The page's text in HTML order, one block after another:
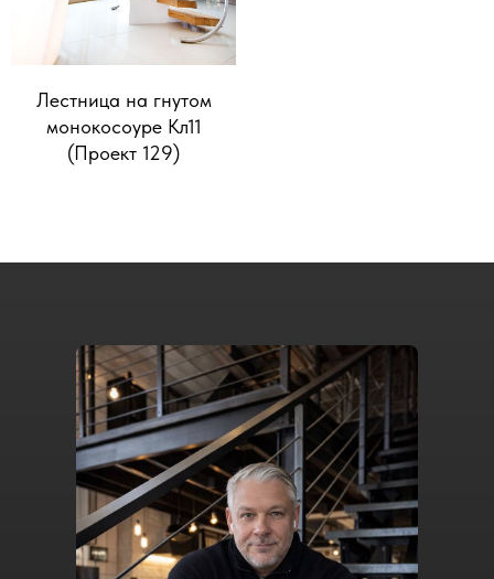
Лестница на гнутом
монокосоуре Кл11
(Проект 129)